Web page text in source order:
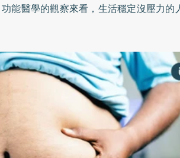
功能醫學的觀察來看，生活穩定沒壓力的
一定馬上引發疾病，卻會逐漸消耗細胞修
加速身體老化。醫師呼籲，在身體功能
衡，尚未發展為疾病之前，必須及早預防